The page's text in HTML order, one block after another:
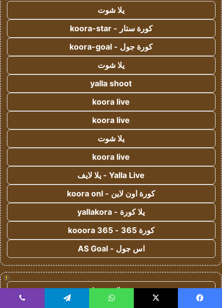
يلا شوت
كورة ستار - koora-star
كورة جول - koora-goal
يلا شوت
yalla shoot
koora live
koora live
يلا شوت
koora live
Yalla Live - يلا لايف
كورة اون لاين - koora onl
يلا كورة - yallakora
كورة 365 - kooora 365
اس جول - AS Goal
!
koora live